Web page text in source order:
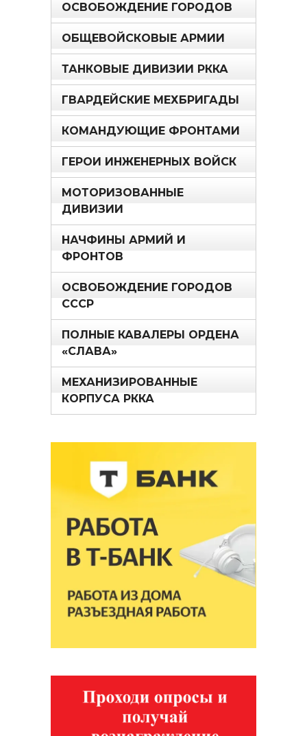
ОСВОБОЖДЕНИЕ ГОРОДОВ
ОБЩЕВОЙСКОВЫЕ АРМИИ
ТАНКОВЫЕ ДИВИЗИИ РККА
ГВАРДЕЙСКИЕ МЕХБРИГАДЫ
КОМАНДУЮЩИЕ ФРОНТАМИ
ГЕРОИ ИНЖЕНЕРНЫХ ВОЙСК
МОТОРИЗОВАННЫЕ
ДИВИЗИИ
НАЧФИНЫ АРМИЙ И
ФРОНТОВ
ОСВОБОЖДЕНИЕ ГОРОДОВ
СССР
ПОЛНЫЕ КАВАЛЕРЫ ОРДЕНА
«СЛАВА»
МЕХАНИЗИРОВАННЫЕ
КОРПУСА РККА